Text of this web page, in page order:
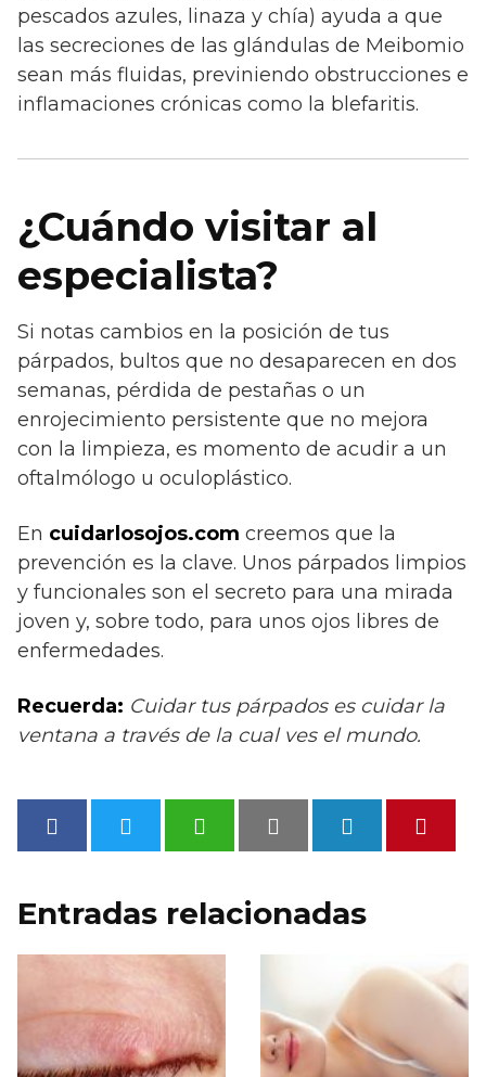
pescados azules, linaza y chía) ayuda a que
las secreciones de las glándulas de Meibomio
sean más fluidas, previniendo obstrucciones e
inflamaciones crónicas como la blefaritis.
¿Cuándo visitar al
especialista?
Si notas cambios en la posición de tus
párpados, bultos que no desaparecen en dos
semanas, pérdida de pestañas o un
enrojecimiento persistente que no mejora
con la limpieza, es momento de acudir a un
oftalmólogo u oculoplástico.
En cuidarlosojos.com creemos que la
prevención es la clave. Unos párpados limpios
y funcionales son el secreto para una mirada
joven y, sobre todo, para unos ojos libres de
enfermedades.
Recuerda: Cuidar tus párpados es cuidar la
ventana a través de la cual ves el mundo.
Entradas relacionadas